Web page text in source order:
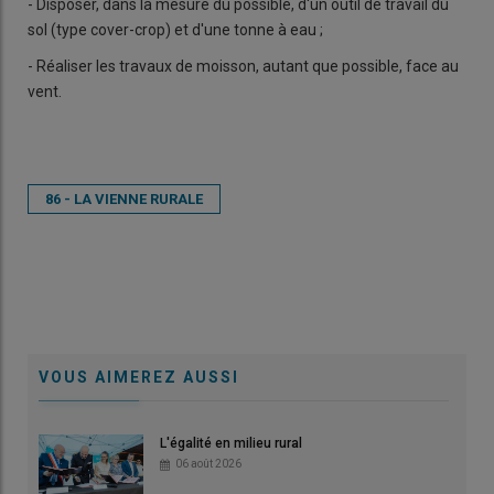
- Disposer, dans la mesure du possible, d'un outil de travail du
sol (type cover-crop) et d'une tonne à eau ;
- Réaliser les travaux de moisson, autant que possible, face au
vent.
86 - LA VIENNE RURALE
VOUS AIMEREZ AUSSI
L'égalité en milieu rural
06 août 2026